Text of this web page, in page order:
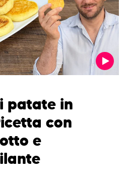
patate in
con
e